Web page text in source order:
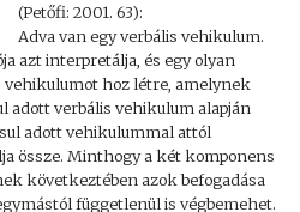
(Petőfi: 2001. 63):
Adva van egy verbális vehikulum.
azt interpretálja, és egy olyan
vehikulumot hoz létre, amelynek
adott verbális vehikulum alapján
adott vehikulummal attól
össze. Minthogy a két komponens
következtében azok befogadása
függetlenül is végbemehet.